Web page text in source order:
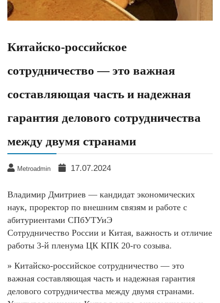
Китайско-российское
сотрудничество — это важная
составляющая часть и надежная
гарантия делового сотрудничества
между двумя странами
Metroadmin 17.07.2024
Владимир Дмитриев — кандидат экономических
наук, проректор по внешним связям и работе с
абитуриентами СПбУТУиЭ
Сотрудничество России и Китая, важность и отличие
работы 3-й пленума ЦК КПК 20-го созыва.
» Китайско-российское сотрудничество — это
важная составляющая часть и надежная гарантия
делового сотрудничества между двумя странами.